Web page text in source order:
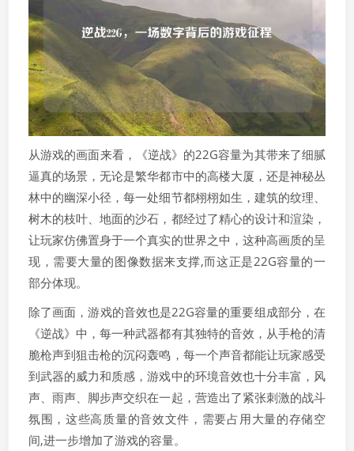
从游戏的画面来看，《逆战》的22G容量为其带来了细腻
逼真的场景，无论是繁华都市中的高楼大厦，还是神秘丛
林中的幽深小径，每一处细节都栩栩如生，建筑的纹理、
树木的枝叶、地面的沙石，都经过了精心的设计和渲染，
让玩家仿佛置身于一个真实的世界之中，这种高画质的呈
现，需要大量的图像数据来支撑,而这正是22G容量的一
部分体现。
除了画面，游戏的音效也是22G容量的重要组成部分，在
《逆战》中，每一种武器都有其独特的音效，从手枪的清
脆枪声到狙击枪的沉闷轰鸣，每一个声音都能让玩家感受
到武器的威力和质感，游戏中的环境音效也十分丰富，风
声、雨声、脚步声交织在一起，营造出了紧张刺激的战斗
氛围，这些高质量的音效文件，需要占用大量的存储空
间,进一步增加了游戏的容量。